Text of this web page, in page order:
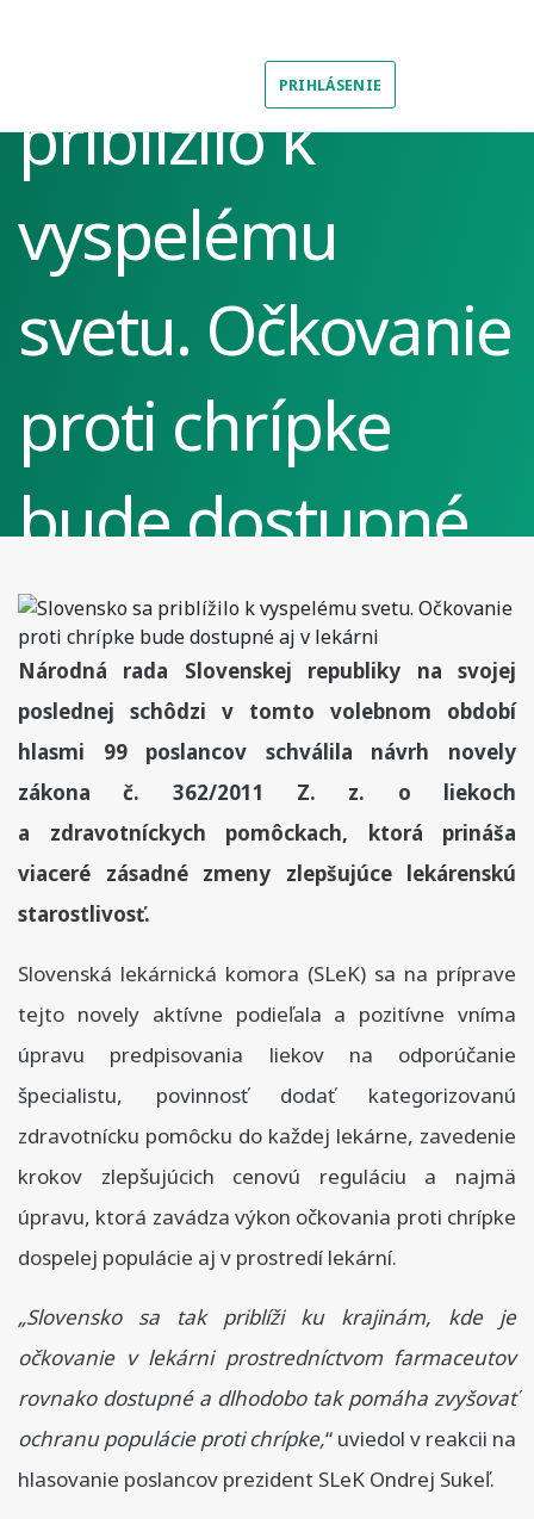
PRIHLÁSENIE
Slovensko sa
priblížilo k
vyspelému
svetu. Očkovanie
proti chrípke
bude dostupné
aj v lekárni
Národná rada Slovenskej republiky na svojej
poslednej schôdzi v tomto volebnom období
hlasmi 99 poslancov schválila návrh novely
zákona č. 362/2011 Z. z. o liekoch
a zdravotníckych pomôckach, ktorá prináša
viaceré zásadné zmeny zlepšujúce lekárenskú
starostlivosť.
Slovenská lekárnická komora (SLeK) sa na príprave
tejto novely aktívne podieľala a pozitívne vníma
úpravu predpisovania liekov na odporúčanie
špecialistu, povinnosť dodať kategorizovanú
zdravotnícku pomôcku do každej lekárne, zavedenie
krokov zlepšujúcich cenovú reguláciu a najmä
úpravu, ktorá zavádza výkon očkovania proti chrípke
dospelej populácie aj v prostredí lekární.
„Slovensko sa tak priblíži ku krajinám, kde je
očkovanie v lekárni prostredníctvom farmaceutov
rovnako dostupné a dlhodobo tak pomáha zvyšovať
ochranu populácie proti chrípke,“ uviedol v reakcii na
hlasovanie poslancov prezident SLeK Ondrej Sukeľ.